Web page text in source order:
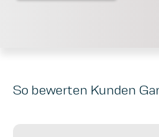
So bewerten Kunden